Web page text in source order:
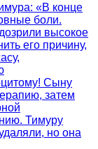
«В конце
боли.
высокое
его причину,
Сыну
затем
Тимуру
но она